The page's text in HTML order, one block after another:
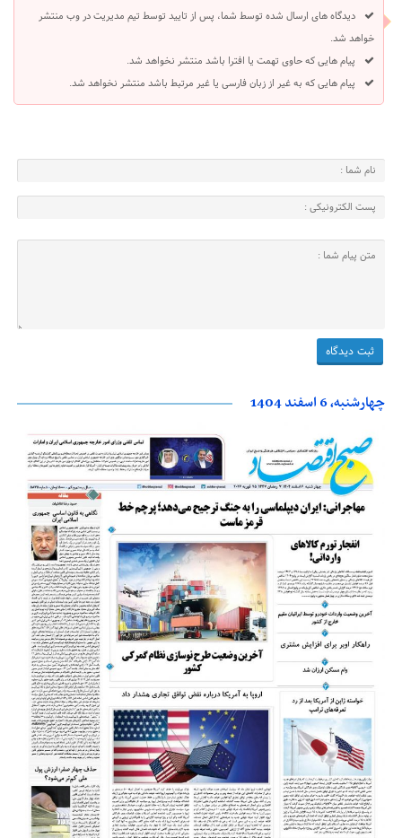
دیدگاه های ارسال شده توسط شما، پس از تایید توسط تیم مدیریت در وب منتشر
خواهد شد.
پیام هایی که حاوی تهمت یا افترا باشد منتشر نخواهد شد.
پیام هایی که به غیر از زبان فارسی یا غیر مرتبط باشد منتشر نخواهد شد.
چهارشنبه، 6 اسفند 1404